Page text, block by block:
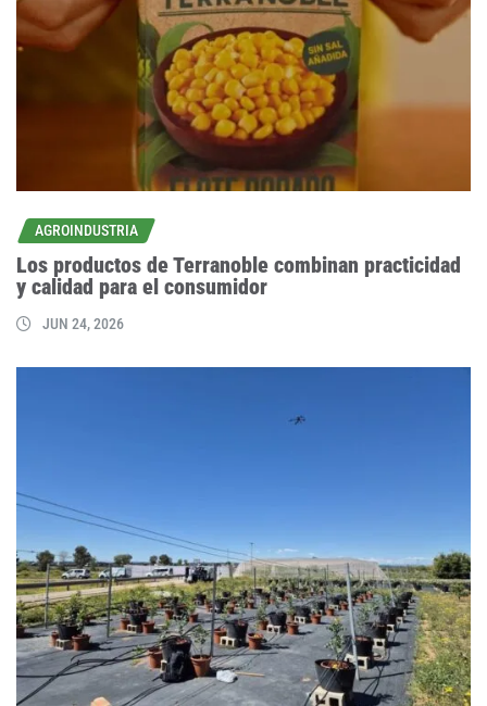
AGROINDUSTRIA
Los productos de Terranoble combinan practicidad
y calidad para el consumidor
JUN 24, 2026